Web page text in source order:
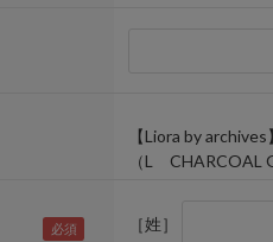
【Liora by
（L CHARCOAL
［姓］